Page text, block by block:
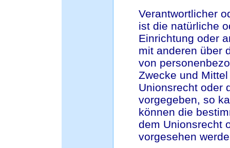
Verantwortlicher
ist die natürliche
Einrichtung oder
mit anderen über
von
Zwecke und
Unionsrecht oder
vorgegeben, so
können die
dem Unionsrecht
vorgesehen